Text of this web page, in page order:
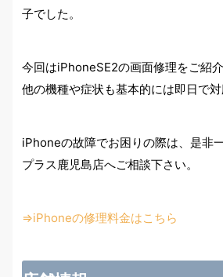
子でした。
今回はiPhoneSE2の画面修理をご紹
他の機種や症状も基本的には即日で対
iPhoneの故障でお困りの際は、是非
プラス鹿児島店へご相談下さい。
⇒iPhoneの修理料金はこちら